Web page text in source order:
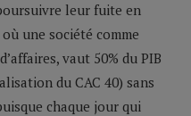
leur fuite en
une société comme
vaut 50% du PIB
du CAC 40) sans
chaque jour qui